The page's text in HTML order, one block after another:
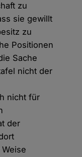
zu
sie gewillt
zu
Positionen
Sache
nicht der
nicht für
der